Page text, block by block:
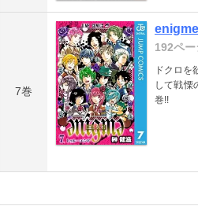
7巻
192ペー
ドクロ
して戦
巻!!